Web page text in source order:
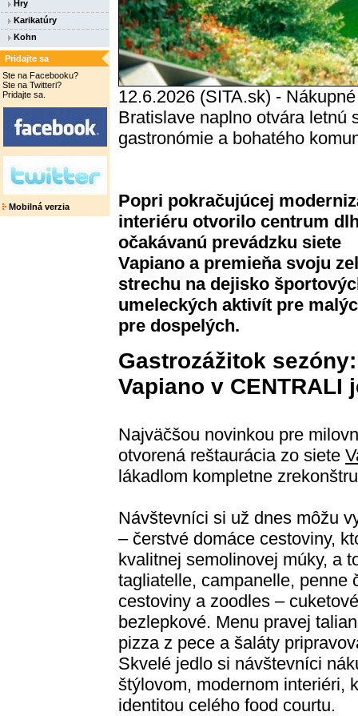
Hry
Karikatúry
Kohn
Pridajte sa
Ste na Facebooku?
Ste na Twitteri?
Pridajte sa.
Mobilná verzia
12.6.2026 (SITA.sk) -
Bratislave naplno otvára letnú
gastronómie a bohatého
Popri pokračujúcej
interiéru otvorilo centrum
očakávanú prevádzku siete
Vapiano a premieňa svoju
strechu na dejisko
umeleckých aktivít pre
pre dospelých.
Gastrozážitok sezóny:
Vapiano v CENTRALI
Najväčšou novinkou pre
otvorená reštaurácia zo siete
lákadlom kompletne
Návštevníci si už dnes môžu
– čerstvé domáce cestoviny,
kvalitnej semolinovej múky, a
tagliatelle, campanelle, penne
cestoviny a zoodles –
bezlepkové. Menu pravej
pizza z pece a šaláty
Skvelé jedlo si návštevníci
štýlovom, modernom interiéri,
identitou celého food courtu.